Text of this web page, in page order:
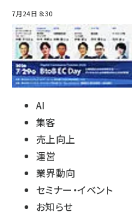
7月24日 8:30
AI
集客
売上向上
運営
業界動向
セミナー・イベント
お知らせ